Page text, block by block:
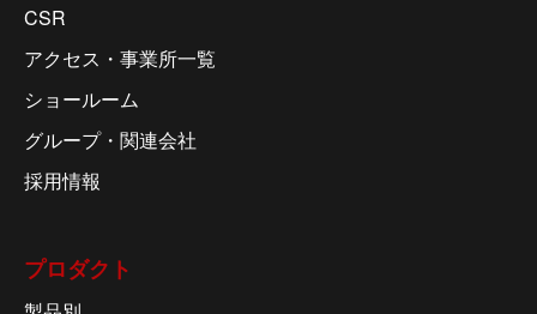
CSR
アクセス・事業所一覧
ショールーム
グループ・関連会社
採用情報
プロダクト